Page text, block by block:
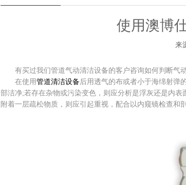
使用澳博
来
有买过我们管道气动清洁设备的客户咨询如何判断气
在使用管道清洁设备后用透气的布或者小于海绵射弹
部洁净;若存在杂物或污染变色，则应分析是浮灰还是内
附着一层疏松物质，则应引起重视，配合以内窥镜检查和